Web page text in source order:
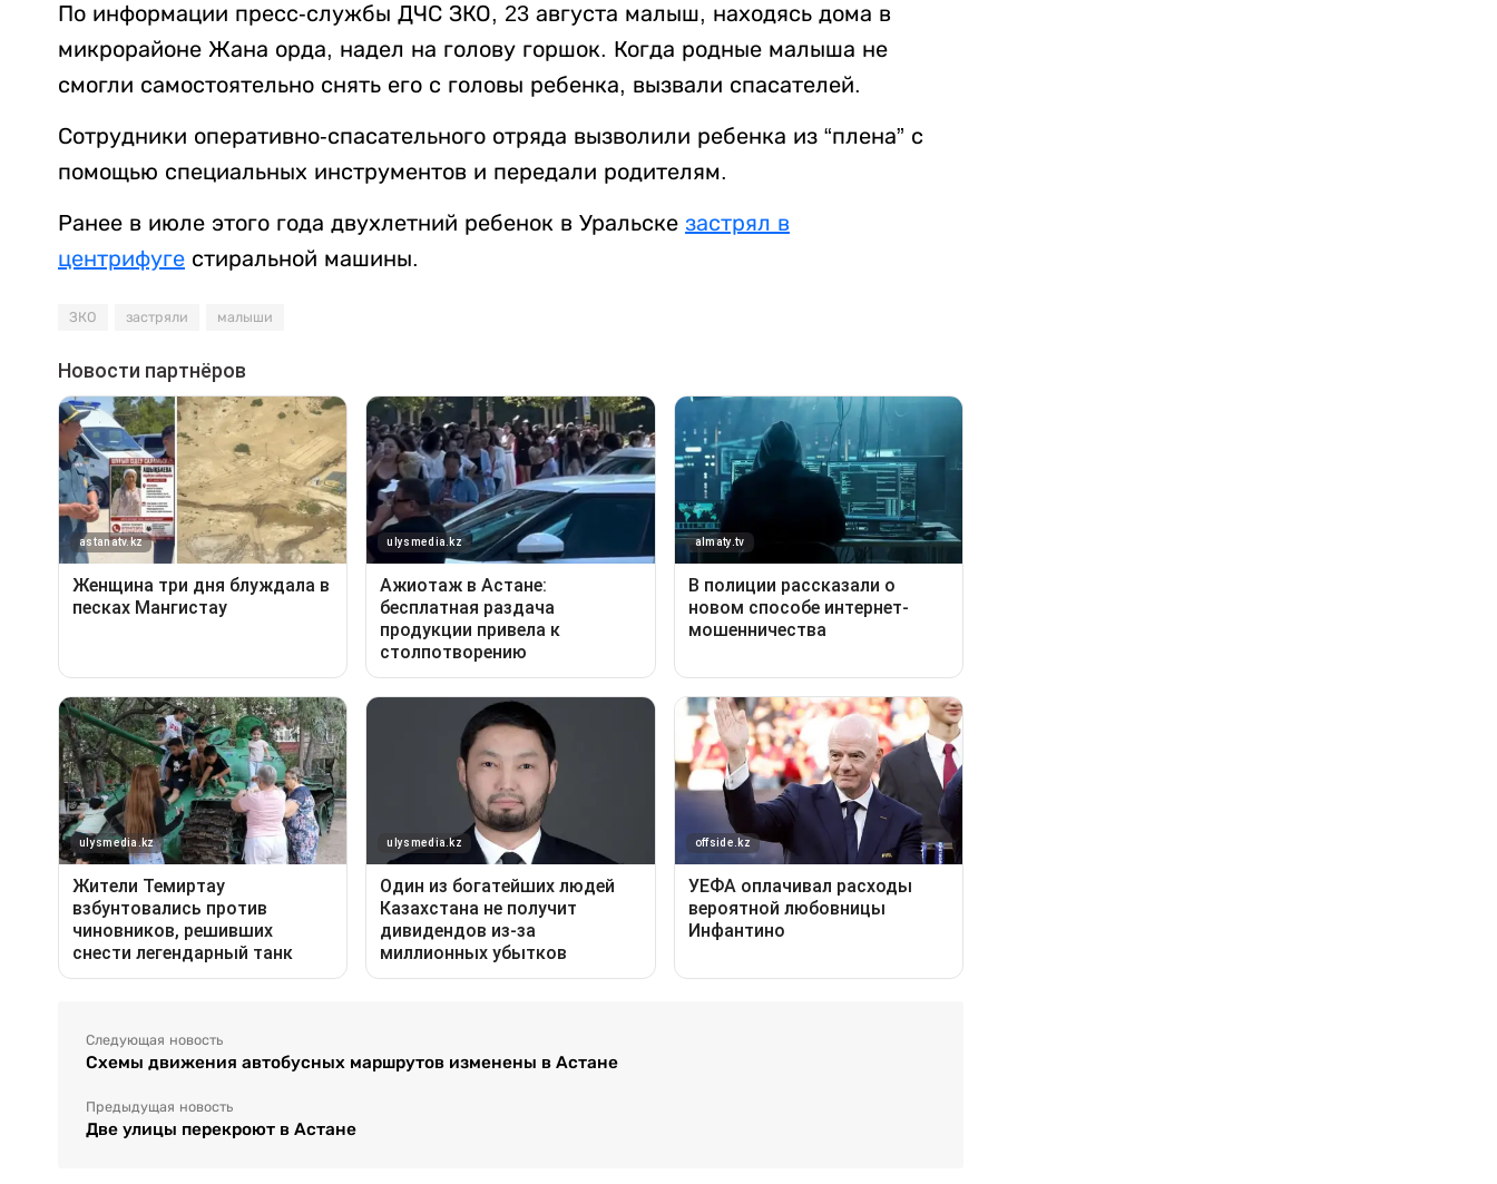
По информации пресс-службы ДЧС ЗКО, 23 августа малыш, находясь дома в
микрорайоне Жана орда, надел на голову горшок. Когда родные малыша не
смогли самостоятельно снять его с головы ребенка, вызвали спасателей.
Сотрудники оперативно-спасательного отряда вызволили ребенка из “плена” с
помощью специальных инструментов и передали родителям.
Ранее в июле этого года двухлетний ребенок в Уральске застрял в
центрифуге стиральной машины.
ЗКО застряли малыши
Следующая новость
Схемы движения автобусных маршрутов изменены в Астане
Предыдущая новость
Две улицы перекроют в Астане